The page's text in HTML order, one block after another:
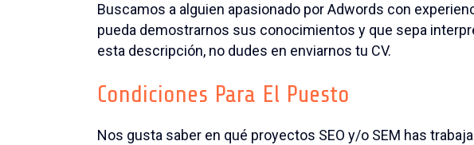
Buscamos a alguien apasionado por Adwords con
pueda demostrarnos sus conocimientos y que sepa
esta descripción, no dudes en enviarnos tu CV.
Condiciones Para El Puesto
Nos gusta saber en qué proyectos SEO y/o SEM has